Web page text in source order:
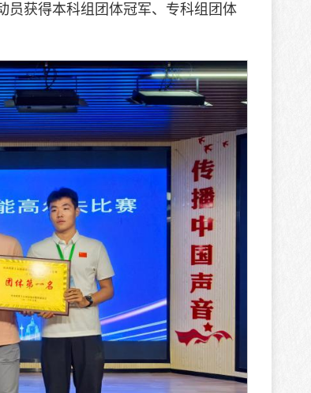
员获得本科组团体冠军、专科组团体